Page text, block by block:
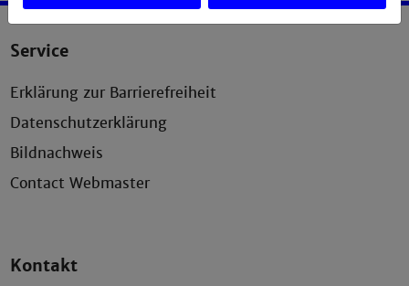
Service
Erklärung zur Barrierefreiheit
Datenschutzerklärung
Bildnachweis
Contact Webmaster
Kontakt